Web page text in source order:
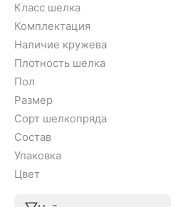
Класс шелка
Комплектация
Наличие кружева
Плотность шелка
Пол
Размер
Сорт шелкопряда
Состав
Упаковка
Цвет